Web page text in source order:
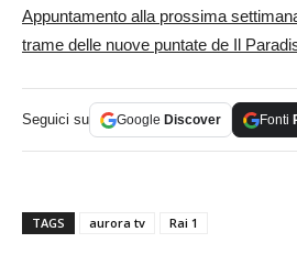
Appuntamento alla prossima
trame delle nuove puntate de Il
Seguici su Google Discover Fonti
TAGS aurora tv Rai 1